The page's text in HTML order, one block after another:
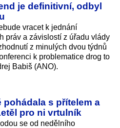
je definitivní, odbyl
vracet k jednání
práv a závislostí z úřadu vlády
z minulých dvou týdnů
k problematice drog to
Babiš (ANO).
pohádala s přítelem a
pro ni vrtulník
se od nedělního